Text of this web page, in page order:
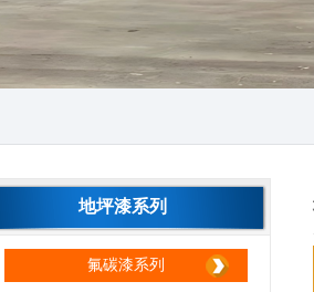
地坪漆系列
氟碳漆系列